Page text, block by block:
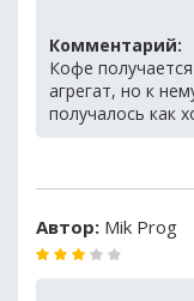
Комментарий:
Кофе
агрегат, но к
получалось как
Автор: Mik Prog